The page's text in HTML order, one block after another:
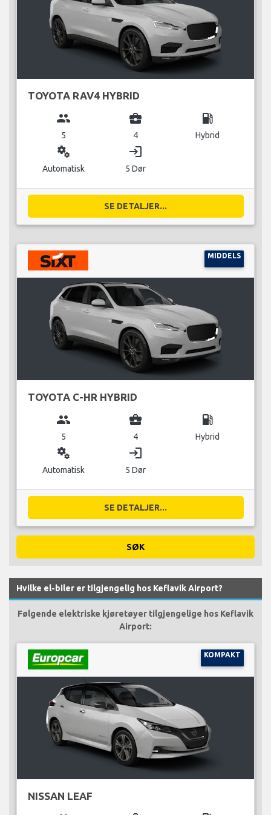
TOYOTA RAV4 HYBRID
group
5
business_center
4
local_gas_station
Hybrid
miscellaneous_services
Automatisk
login
5 Dør
SE DETALJER...
MIDDELS
TOYOTA C-HR HYBRID
group
5
business_center
4
local_gas_station
Hybrid
miscellaneous_services
Automatisk
login
5 Dør
SE DETALJER...
SØK
Hvilke el-biler er tilgjengelig hos Keflavik Airport?
Følgende elektriske kjøretøyer tilgjengelige hos Keflavik
Airport:
KOMPAKT
NISSAN LEAF